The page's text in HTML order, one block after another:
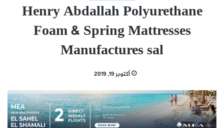
Henry Abdallah Polyurethane
Foam & Spring Mattresses
Manufactures sal
أكتوبر 19, 2019